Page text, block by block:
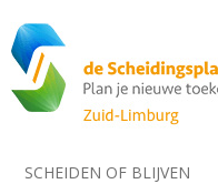
SCHEIDEN OF BLIJVEN